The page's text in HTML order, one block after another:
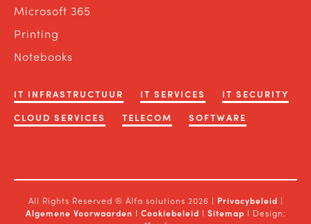
Microsoft 365
Printing
Notebooks
IT INFRASTRUCTUUR IT SERVICES
IT SECURITY
CLOUD SERVICES
TELECOM SOFTWARE
All Rights Reserved ® Alfa solutions 2026 | Privacybeleid |
Algemene Voorwaarden I Cookiebeleid I Sitemap I Design: